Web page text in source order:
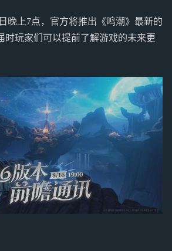
晚上7点，官方将推出《鸣潮》最新的
时玩家们可以提前了解游戏的未来更